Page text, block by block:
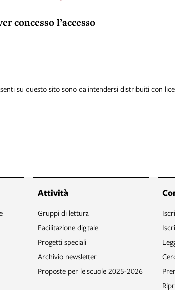
concesso l’accesso
su questo sito sono da intendersi distribuiti con
Attività
Gruppi di lettura
Facilitazione digitale
Progetti speciali
Archivio newsletter
Proposte per le scuole 2025-2026